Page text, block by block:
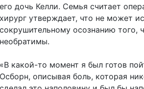
его дочь Келли. Семья считает
хирург утверждает, что не может
сокрушительному осознанию того,
необратимы.
«В какой-то момент я был готов
Осборн, описывая боль, которая